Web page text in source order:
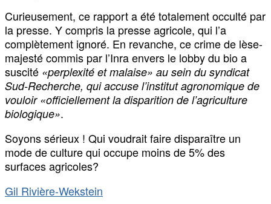
Curieusement, ce rapport a été totalement occulté par
la presse. Y compris la presse agricole, qui l’a
complètement ignoré. En revanche, ce crime de lèse-
majesté commis par l’Inra envers le lobby du bio a
suscité «perplexité et malaise» au sein du syndicat
Sud-Recherche, qui accuse l’institut agronomique de
vouloir «officiellement la disparition de l’agriculture
biologique».
Soyons sérieux ! Qui voudrait faire disparaître un
mode de culture qui occupe moins de 5% des
surfaces agricoles?
Gil Rivière-Wekstein